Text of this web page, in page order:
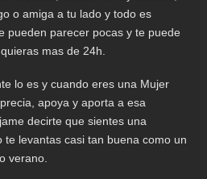
o amiga a tu lado y todo es
pueden parecer pocas y te puede
mas de 24h.
lo es y cuando eres una Mujer
apoya y aporta a esa
decirte que sientes una
levantas casi tan buena como un
verano.